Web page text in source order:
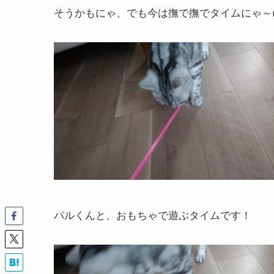
そうかもにゃ、でも今は撫で撫でタイムにゃ
パルくんと、おもちゃで遊ぶタイムです！